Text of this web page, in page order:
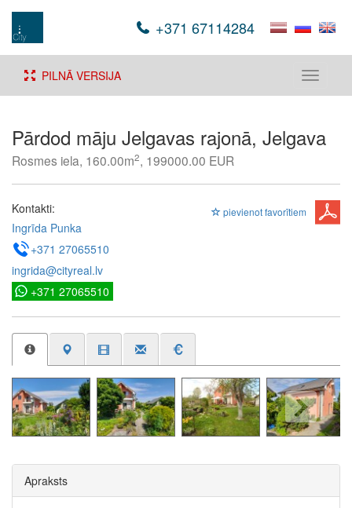
+371 67114284
Toggle
PILNĀ VERSIJA
Pārdod māju Jelgavas rajonā, Jelgava
Rosmes iela, 160.00m2, 199000.00 EUR
pievienot favorītiem
Kontakti:
Ingrīda Punka
+371 27065510
ingrida@cityreal.lv
+371 27065510
Apraksts